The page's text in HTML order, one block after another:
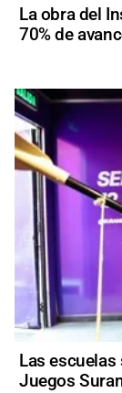
La obra del
70% de
Las
Juegos